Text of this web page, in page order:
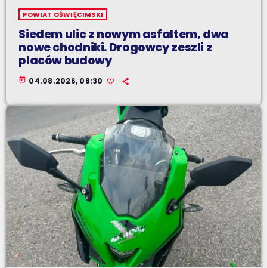
POWIAT OŚWIĘCIMSKI
Siedem ulic z nowym asfaltem, dwa
nowe chodniki. Drogowcy zeszli z
placów budowy
today 04.08.2026, 08:30